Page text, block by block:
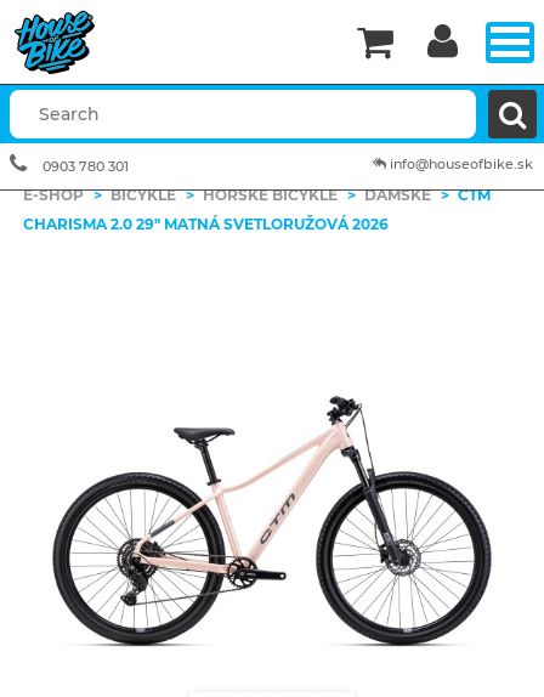
E-SHOP > BICYKLE > HORSKÉ BICYKLE > DÁMSKE > CTM
CHARISMA 2.0 29" MATNÁ SVETLORUŽOVÁ 2026


info@houseofbike.sk
0903 780 301